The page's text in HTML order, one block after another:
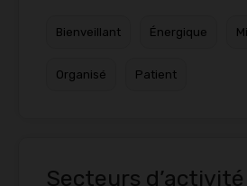
Bienveillant Énergique
Organisé Patient
Secteurs d’activité